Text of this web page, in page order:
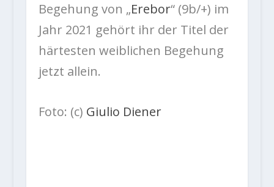
Begehung von „Erebor“ (9b/+) im
Jahr 2021 gehört ihr der Titel der
härtesten weiblichen Begehung
jetzt allein.
Foto: (c) Giulio Diener